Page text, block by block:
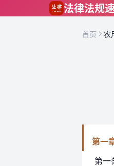
法律法规
首页 农
第一
第一